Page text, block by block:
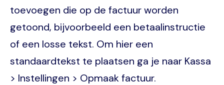
toevoegen die op de factuur worden
getoond, bijvoorbeeld een betaalinstructie
of een losse tekst. Om hier een
standaardtekst te plaatsen ga je naar Kassa
> Instellingen > Opmaak factuur.